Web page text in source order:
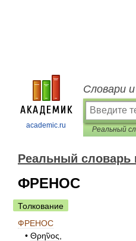
academic.ru
Словари
Реальный словарь
ФРЕНОС
Толкование
ФРЕНОС
• Θρη̃νος